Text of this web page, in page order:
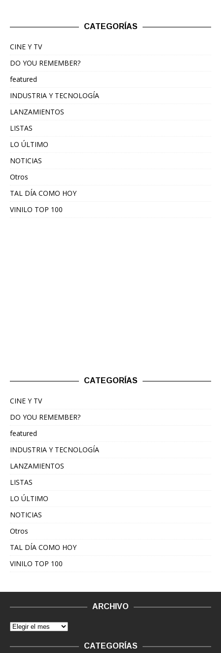
CATEGORÍAS
CINE Y TV
DO YOU REMEMBER?
featured
INDUSTRIA Y TECNOLOGÍA
LANZAMIENTOS
LISTAS
LO ÚLTIMO
NOTICIAS
Otros
TAL DÍA COMO HOY
VINILO TOP 100
CATEGORÍAS
CINE Y TV
DO YOU REMEMBER?
featured
INDUSTRIA Y TECNOLOGÍA
LANZAMIENTOS
LISTAS
LO ÚLTIMO
NOTICIAS
Otros
TAL DÍA COMO HOY
VINILO TOP 100
ARCHIVO
CATEGORÍAS